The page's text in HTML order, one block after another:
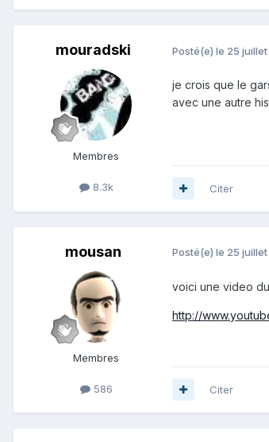
mouradski
Membres
8.3k
Posté(e) le 25
je crois que le
avec une autre
Citer
mousan
Membres
586
Posté(e) le 25
voici une video
http://
Citer